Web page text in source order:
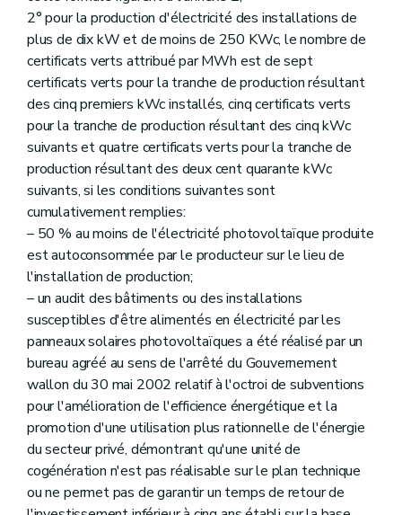
2° pour la production d'électricité des installations de
plus de dix kW et de moins de 250 KWc, le nombre de
certificats verts attribué par MWh est de sept
certificats verts pour la tranche de production résultant
des cinq premiers kWc installés, cinq certificats verts
pour la tranche de production résultant des cinq kWc
suivants et quatre certificats verts pour la tranche de
production résultant des deux cent quarante kWc
suivants, si les conditions suivantes sont
cumulativement remplies:
– 50 % au moins de l'électricité photovoltaïque produite
est autoconsommée par le producteur sur le lieu de
l'installation de production;
– un audit des bâtiments ou des installations
susceptibles d'être alimentés en électricité par les
panneaux solaires photovoltaïques a été réalisé par un
bureau agréé au sens de l'arrêté du Gouvernement
wallon du 30 mai 2002 relatif à l'octroi de subventions
pour l'amélioration de l'efficience énergétique et la
promotion d'une utilisation plus rationnelle de l'énergie
du secteur privé, démontrant qu'une unité de
cogénération n'est pas réalisable sur le plan technique
ou ne permet pas de garantir un temps de retour de